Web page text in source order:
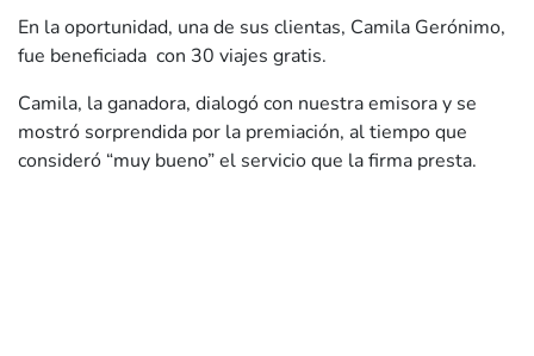
En la oportunidad, una de sus clientas, Camila Gerónimo,
fue beneficiada con 30 viajes gratis.
Camila, la ganadora, dialogó con nuestra emisora y se
mostró sorprendida por la premiación, al tiempo que
consideró “muy bueno” el servicio que la firma presta.